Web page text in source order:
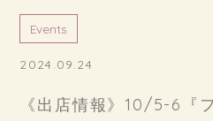
Events
2024.09.24
《出店情報》10/5-6『